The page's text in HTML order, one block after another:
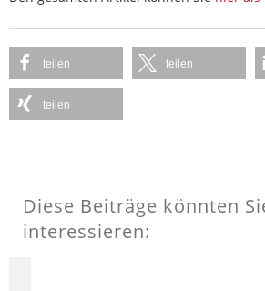
teilen teilen
teilen
Diese Beiträge könnten
interessieren: